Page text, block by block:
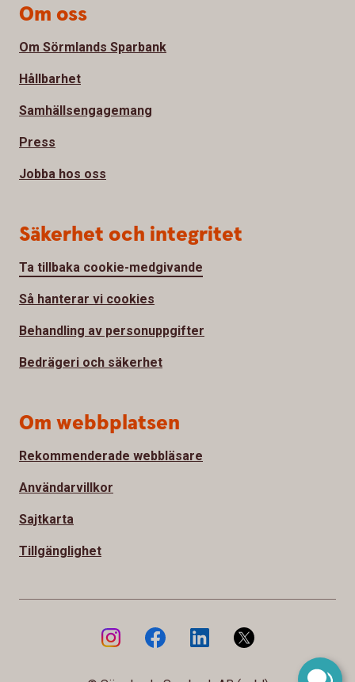
Om oss
Om Sörmlands Sparbank
Hållbarhet
Samhällsengagemang
Press
Jobba hos oss
Säkerhet och integritet
Ta tillbaka cookie-medgivande
Så hanterar vi cookies
Behandling av personuppgifter
Bedrägeri och säkerhet
Om webbplatsen
Rekommenderade webbläsare
Användarvillkor
Sajtkarta
Tillgänglighet